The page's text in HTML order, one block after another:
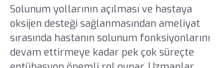
Solunum yollarının açılması ve hastaya
oksijen desteği sağlanmasından ameliyat
sırasında hastanın solunum fonksiyonlarını
devam ettirmeye kadar pek çok süreçte